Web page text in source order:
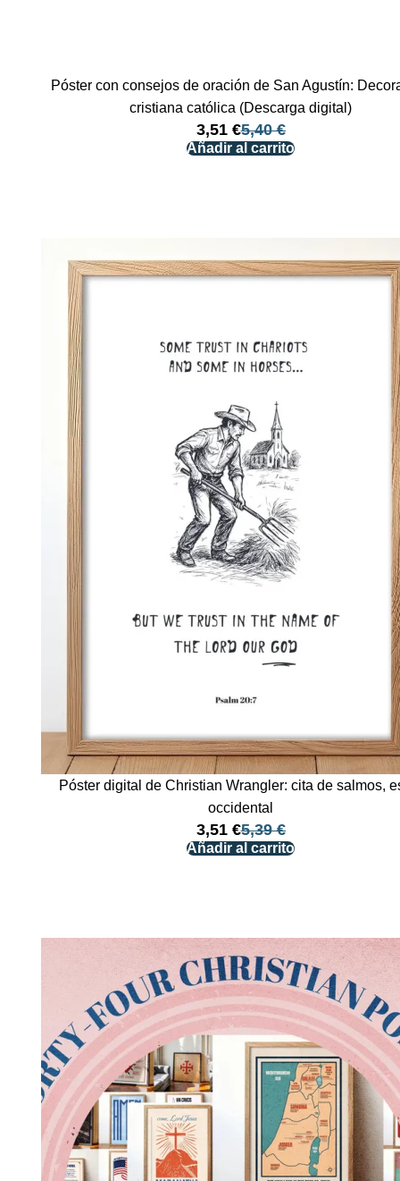
Póster con consejos de oración de San Agustín:
cristiana católica (Descarga digital)
5,40€
3,51 €
Añadir al carrito
Póster digital de Christian Wrangler: cita de salmos,
occidental
5,39€
3,51 €
Añadir al carrito